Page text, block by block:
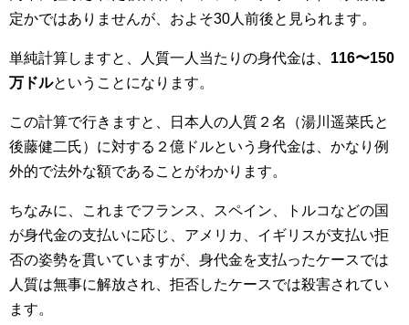
定かではありませんが、およそ30人前後と見られます。
単純計算しますと、人質一人当たりの身代金は、 116〜150
万ドルということになります。
この計算で行きますと、日本人の人質２名（湯川遥菜氏と
後藤健二氏）に対する２億ドルという身代金は、かなり例
外的で法外な額であることがわかります。
ちなみに、これまでフランス、スペイン、トルコなどの国
が身代金の支払いに応じ、アメリカ、イギリスが支払い拒
否の姿勢を貫いていますが、身代金を支払ったケースでは
人質は無事に解放され、拒否したケースでは殺害されてい
ます。